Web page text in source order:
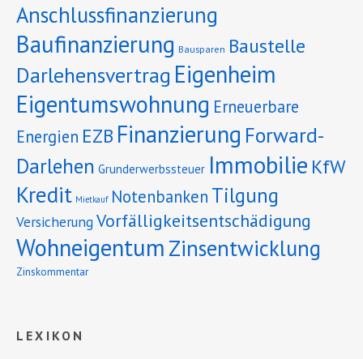
Anschlussfinanzierung
Baufinanzierung Bausparen Baustelle
Darlehensvertrag Eigenheim
Eigentumswohnung Erneuerbare
Energien EZB Finanzierung Forward-
Darlehen Grunderwerbssteuer Immobilie KfW
Kredit Mietkauf Notenbanken Tilgung
VersicherungVorfälligkeitsentschädigung
Wohneigentum Zinsentwicklung
Zinskommentar
LEXIKON